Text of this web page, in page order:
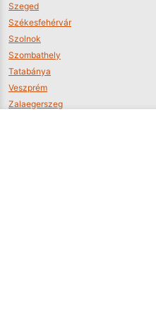
Szeged
Székesfehérvár
Szolnok
Szombathely
Tatabánya
Veszprém
Zalaegerszeg